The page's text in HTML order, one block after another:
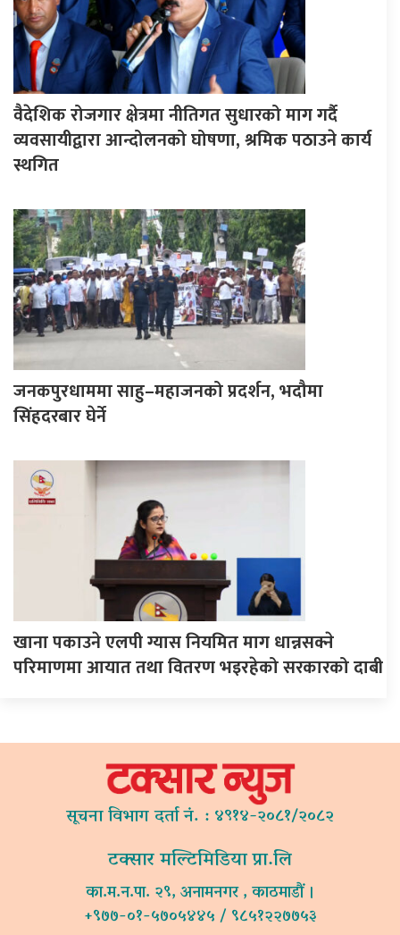
वैदेशिक रोजगार क्षेत्रमा नीतिगत सुधारको माग गर्दै
व्यवसायीद्वारा आन्दोलनको घोषणा, श्रमिक पठाउने कार्य
स्थगित
जनकपुरधाममा साहु–महाजनको प्रदर्शन, भदौमा
सिंहदरबार घेर्ने
खाना पकाउने एलपी ग्यास नियमित माग धान्नसक्ने
परिमाणमा आयात तथा वितरण भइरहेको सरकारको दाबी
सूचना विभाग दर्ता नं. : ४९१४-२०८१/२०८२
टक्सार मल्टिमिडिया प्रा.लि
का.म.न.पा. २९, अनामनगर , काठमाडौं ।
+९७७-०१-५७०५४४५ / ९८५१२२७७५३